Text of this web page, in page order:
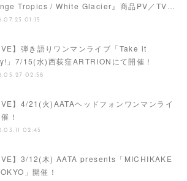
Tropics / White Glacier』商品PV／TV…
01:15
】弾き語りワンマンライブ「Take it
」7/15(水)西荻窪ARTRIONにて開催！
02:58
】4/21(火)AATAヘッドフォンワンマンライ
！
02:45
】3/12(木) AATA presents「MICHIKAKE
」開催！